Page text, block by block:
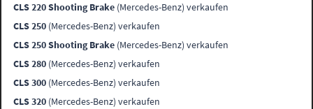
CLS 220 Shooting Brake (Mercedes-Benz) verkaufen
CLS 250 (Mercedes-Benz) verkaufen
CLS 250 Shooting Brake (Mercedes-Benz) verkaufen
CLS 280 (Mercedes-Benz) verkaufen
CLS 300 (Mercedes-Benz) verkaufen
CLS 320 (Mercedes-Benz) verkaufen